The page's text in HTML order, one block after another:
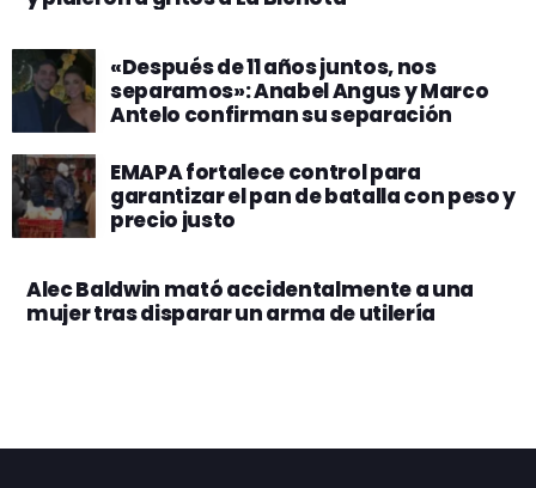
«Después de 11 años juntos, nos
separamos»: Anabel Angus y Marco
Antelo confirman su separación
EMAPA fortalece control para
garantizar el pan de batalla con peso y
precio justo
Alec Baldwin mató accidentalmente a una
mujer tras disparar un arma de utilería